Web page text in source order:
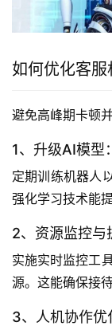
如何优化客服
避免高峰期卡顿
1、升级AI模型：
定期训练机器人
强化学习技术能
2、资源监控与
实施实时监控工
源。这能确保接
3、人机协作优